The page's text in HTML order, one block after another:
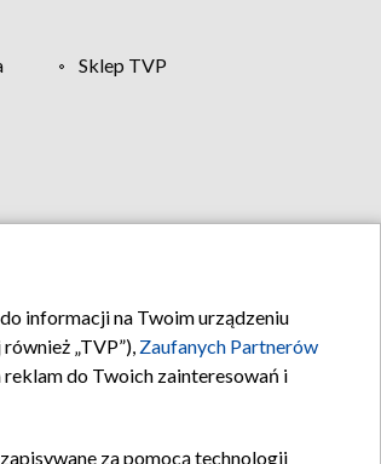
Sklep TVP
informacji na Twoim urządzeniu
„TVP”), Zaufanych Partnerów
do Twoich zainteresowań i
za pomocą technologii